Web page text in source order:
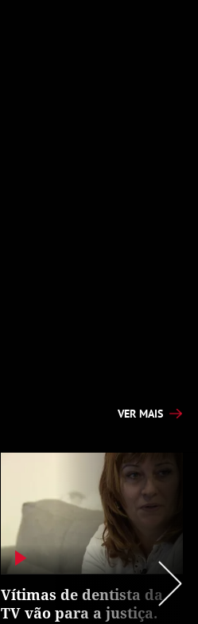
VER MAIS
Vítimas de dentista da
TV vão para a justiça.